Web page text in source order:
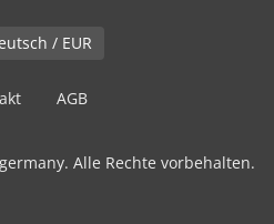
Deutsch / EUR
AGB
Alle Rechte vorbehalten.